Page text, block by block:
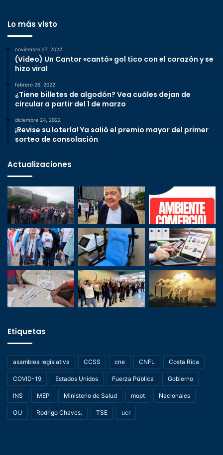
Lo más visto
noviembre 27, 2022
(Video) Un Cantor «cantó» gol tico con el corazón y se
hizo viral
febrero 26, 2022
¿Tiene billetes de algodón? Vea cuáles dejan de
circular a partir del 1 de marzo
diciembre 24, 2022
¡Revise su lotería! Ya salió el premio mayor del primer
sorteo de consolación
Actualizaciones
Etiquetas
asamblea legislativa CCSS cne CNFL Costa Rica
COVID-19 Estados Unidos Fuerza Pública Gobierno
INS MEP Ministerio de Salud mopt Nacionales
OIJ Rodrigo Chaves. TSE ucr